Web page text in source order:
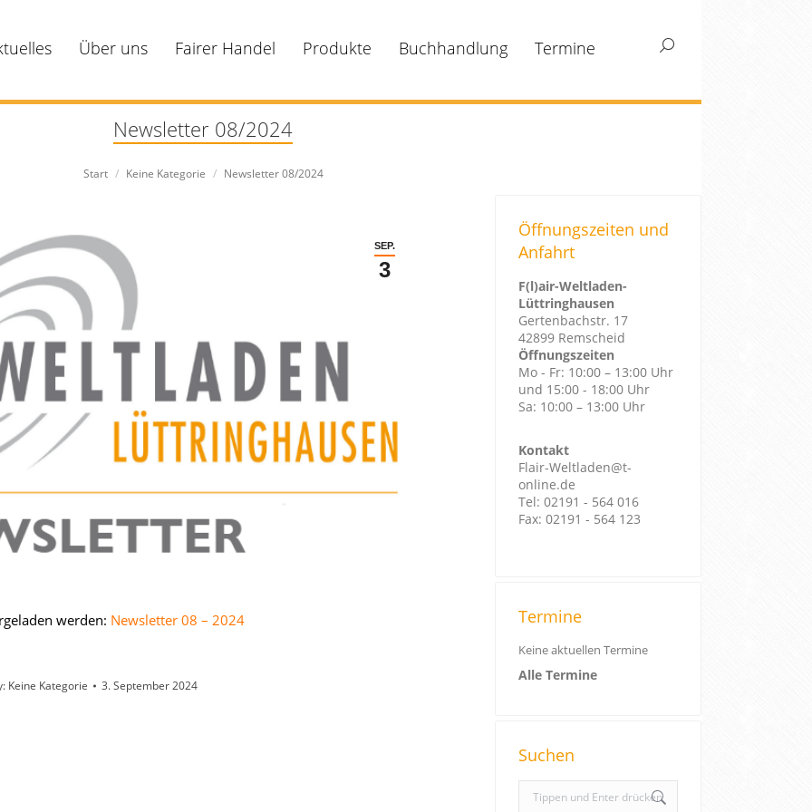
Über uns Fairer Handel Produkte Buchhandlung Termine Search:
Newsletter 08/2024
Sie befinden sich hier:
Start Keine Kategorie Newsletter 08/2024
SEP.
3
werden: Newsletter 08 – 2024
Keine Kategorie 3. September 2024
Öffnungszeiten und
Anfahrt
F(l)air-Weltladen-
Lüttringhausen
Gertenbachstr. 17
42899 Remscheid
Öffnungszeiten
Mo - Fr: 10:00 – 13:00 Uhr
und 15:00 - 18:00 Uhr
Sa: 10:00 – 13:00 Uhr
Kontakt
Flair-Weltladen@t-
online.de
Tel: 02191 - 564 016
Fax: 02191 - 564 123
Termine
Keine aktuellen Termine
Alle Termine
Suchen